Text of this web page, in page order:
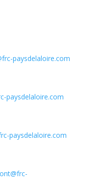
paysdelaloire.com
paysdelaloire.com
paysdelaloire.com